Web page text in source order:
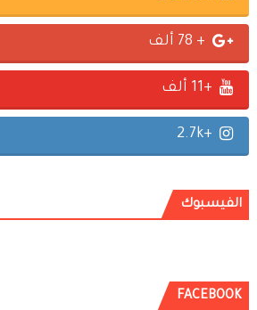
+ 78 ألف
+11 ألف
+2.7k
الفيسبوك
FACEBOOK